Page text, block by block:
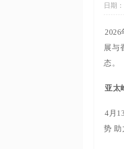
日期：
展与
态。
亚太
4月
势 助